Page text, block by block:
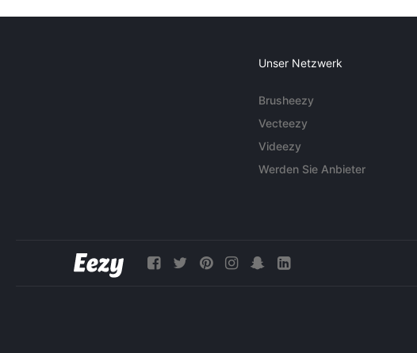
Unser Netzwerk
Brusheezy
Vecteezy
Videezy
Werden Sie Anbieter